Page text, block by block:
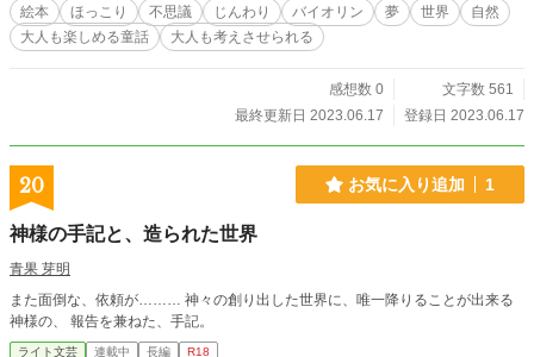
絵本 ほっこり 不思議 じんわり バイオリン 夢 世界
自然
大人も楽しめる童話
大人も考えさせられる
感想数 0
文字数 561
最終更新日 2023.06.17
登録日 2023.06.17
20 お気に入り追加 1
神様の手記と、造られた世界
青果 芽明
また面倒な、依頼が……… 神々の創り出した世界に、唯一降りることが出来る
神様の、 報告を兼ねた、手記。
ライト文芸 連載中 長編 R18